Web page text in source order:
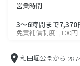
営業時間
3～6時間まで7,370
免責補償制度1,100円
和田堀公園から